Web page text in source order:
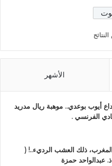
الأشهر
أيوب بوعدي.. موهبة ريال مدريد
الفرنسي .
المغرب، ذلك العشب الرديء..! (
عبدالواحد حمزة